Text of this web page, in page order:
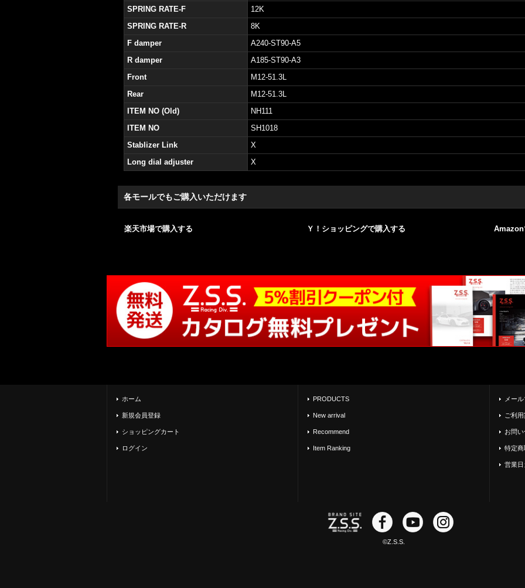
SPRING RATE-F
12K
SPRING RATE-R
8K
F damper
A240-ST90-A5
R damper
A185-ST90-A3
Front
M12-51.3L
Rear
M12-51.3L
ITEM NO (Old)
NH111
ITEM NO
SH1018
Stablizer Link
X
Long dial adjuster
X
各モールでもご購入いただけます
楽天市場で購入する Ｙ！ショッピングで購入する Amazon
ホーム
新規会員登録
ショッピングカート
ログイン
PRODUCTS
New arrival
Recommend
Item Ranking
メー
ご利
お問
特定
営業
©Z.S.S.